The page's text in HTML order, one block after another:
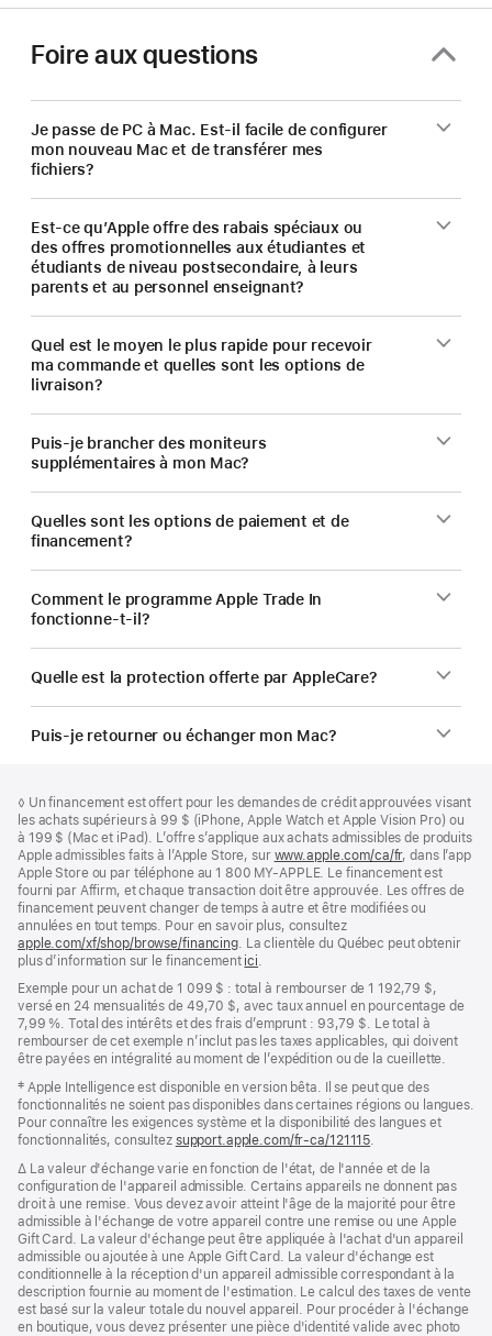
étudier
enseigner.
Foire aux questions
Je passe de PC à Mac. Est-il facile de configurer
mon nouveau Mac et de transférer mes
fichiers?
Est-ce qu’Apple offre des rabais spéciaux ou
des offres promotionnelles aux étudiantes et
étudiants de niveau postsecondaire, à leurs
parents et au personnel enseignant?
Quel est le moyen le plus rapide pour recevoir
ma commande et quelles sont les options de
livraison?
Puis-je brancher des moniteurs
supplémentaires à mon Mac?
Quelles sont les options de paiement et de
financement?
Comment le programme Apple Trade In
fonctionne-t-il?
Quelle est la protection offerte par AppleCare?
Puis-je retourner ou échanger mon Mac?
de
page
de
bas
de
page
Note
de
bas
de
page
◊ Un financement est offert pour les demandes de crédit approuvées visant
les achats supérieurs à 99 $ (iPhone, Apple Watch et Apple Vision Pro) ou
à 199 $ (Mac et iPad). L’offre s’applique aux achats admissibles de produits
Apple admissibles faits à l’Apple Store, sur www.apple.com/ca/fr, dans l’app
Apple Store ou par téléphone au 1 800 MY-APPLE. Le financement est
fourni par Affirm, et chaque transaction doit être approuvée. Les offres de
financement peuvent changer de temps à autre et être modifiées ou
annulées en tout temps. Pour en savoir plus, consultez
apple.com/xf/shop/browse/financing(s’ouvre
dans
nouvelle
fenêtre)
. La clientèle du Québec peut obtenir
plus d’information sur le financement ici
une
nouvelle
fenêtre)
Exemple pour un achat de 1 099 $ : total à rembourser de 1 192,79 $,
versé en 24 mensualités de 49,70 $, avec taux annuel en pourcentage de
7,99 %. Total des intérêts et des frais d’emprunt : 93,79 $. Le total à
rembourser de cet exemple n’inclut pas les taxes applicables, qui doivent
être payées en intégralité au moment de l’expédition ou de la cueillette.
Note
de
bas
de
‡ Apple Intelligence est disponible en version bêta. Il se peut que des
fonctionnalités ne soient pas disponibles dans certaines régions ou langues.
Pour connaître les exigences système et la disponibilité des langues et
fonctionnalités, consultez support.apple.com/fr-ca/121115(s’ouvre
une
nouvelle
fenêtre)
.
Note
de
bas
de
page
∆ La valeur d'échange varie en fonction de l'état, de l'année et de la
configuration de l'appareil admissible. Certains appareils ne donnent pas
droit à une remise. Vous devez avoir atteint l'âge de la majorité pour être
admissible à l'échange de votre appareil contre une remise ou une Apple
Gift Card. La valeur d'échange peut être appliquée à l'achat d'un appareil
admissible ou ajoutée à une Apple Gift Card. La valeur d'échange est
conditionnelle à la réception d'un appareil admissible correspondant à la
description fournie au moment de l'estimation. Le calcul des taxes de vente
est basé sur la valeur totale du nouvel appareil. Pour procéder à l'échange
en boutique, vous devez présenter une pièce d'identité valide avec photo